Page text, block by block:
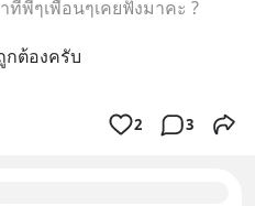
พี่ๆเพื่อนๆเคยฟังมาคะ ?
ต้องครับ
2 3